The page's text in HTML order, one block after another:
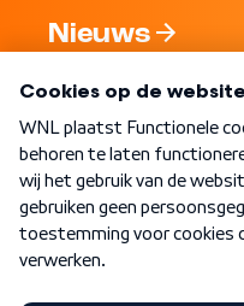
Nieuws
Nieuwsbrief
Word Lid